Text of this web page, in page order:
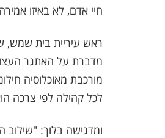
חיי אדם, לא באיזו
ראש עיריית בית שמש,
מדברת על האתגר
מורכבת מאוכלוסיה
לכל קהילה לפי צרכה
ומדגישה בלוך: "שילוב